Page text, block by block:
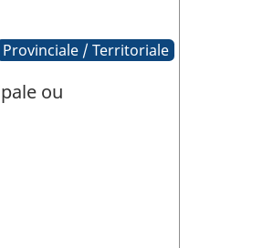
Provinciale / Territoriale
ou